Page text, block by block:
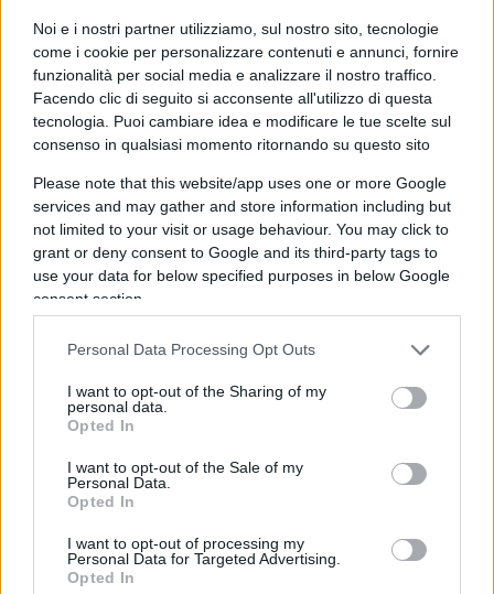
Noi e i nostri partner utilizziamo, sul nostro sito, tecnologie
come i cookie per personalizzare contenuti e annunci, fornire
funzionalità per social media e analizzare il nostro traffico.
Facendo clic di seguito si acconsente all'utilizzo di questa
tecnologia. Puoi cambiare idea e modificare le tue scelte sul
consenso in qualsiasi momento ritornando su questo sito
Please note that this website/app uses one or more Google
services and may gather and store information including but
not limited to your visit or usage behaviour. You may click to
grant or deny consent to Google and its third-party tags to
use your data for below specified purposes in below Google
consent section.
Personal Data Processing Opt Outs
I want to opt-out of the Sharing of my
personal data.
Opted In
I want to opt-out of the Sale of my
Personal Data.
Opted In
I want to opt-out of processing my
Personal Data for Targeted Advertising.
Opted In
sessista. Parla di una “Caporetto dell’amore”, la
Ferrero. Definisce il tutto “una vicenda davvero
orribile” che “non merita la nostra attenzione” ma
“riesce a coinvolgere ed esaltare la parte peggiore
di noi”. “Un misto tra voyerismo e invidia” ci
spinge a vedere e rivedere quel filmato, la calma
con cui lui passa dalla proposta di matrimonio al
“ti lascio libera” di andare a Mykonos con l’amante
o presunto tale. “Lui troppo ricco per essere
compatito e lei troppo bella e determinata,
un’insopportabile Barbie torinese che ora viene
sotterrata dal pettegolezzo“.
Leggi anche
Segre-Seymandi, corna e vendette: chi vince se
finisce in tribunale